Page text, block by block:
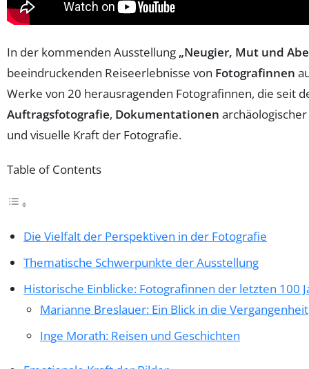
In der kommenden Ausstellung „Neugier, Mut und
beeindruckenden Reiseerlebnisse von Fotografinnen
Werke von 20 herausragenden Fotografinnen, die seit
Auftragsfotografie, Dokumentationen
und visuelle Kraft der Fotografie.
Table of Contents
Die Vielfalt der Perspektiven in der Fotografie
Thematische Schwerpunkte der Ausstellung
Historische Einblicke: Fotografinnen der letzten 100
Marianne Breslauer: Ein Blick in die Vergangenheit
Inge Morath: Reisen und Geschichten